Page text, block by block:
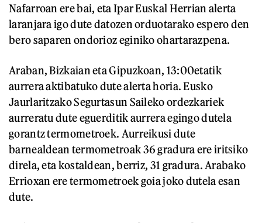
Nafarroan ere bai, eta Ipar Euskal Herrian alerta
laranjara igo dute datozen orduotarako espero den
bero saparen ondorioz eginiko ohartarazpena.
Araban, Bizkaian eta Gipuzkoan, 13:00etatik
aurrera aktibatuko dute alerta horia. Eusko
Jaurlaritzako Segurtasun Saileko ordezkariek
aurreratu dute eguerditik aurrera egingo dutela
gorantz termometroek. Aurreikusi dute
barnealdean termometroak 36 gradura ere iritsiko
direla, eta kostaldean, berriz, 31 gradura. Arabako
Errioxan ere termometroek goia joko dutela esan
dute.